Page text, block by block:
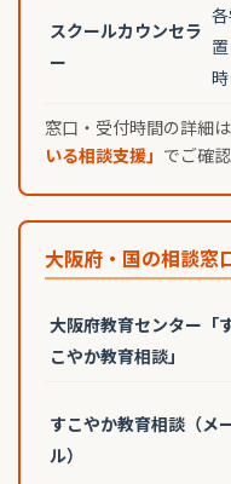
スクールカウンセラ
ー
窓口・受付時間の詳細は
いる相談支援」 でご確
大阪府・国の相談窓
大阪府教育センター「
こやか教育相談」
すこやか教育相談（メ
ル）